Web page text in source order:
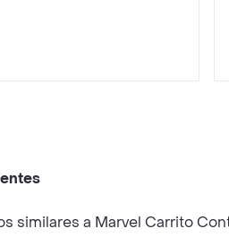
similares a Marvel Carrito